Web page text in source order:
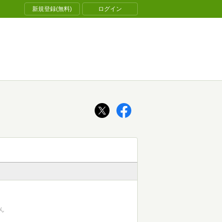
新規登録(無料) ログイン